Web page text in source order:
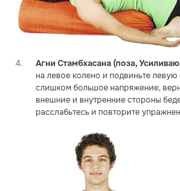
Агни Стамбхасана (поза,
на левое колено и подвиньте
слишком большое напряжение,
внешние и внутренние стороны
расслабьтесь и повторите